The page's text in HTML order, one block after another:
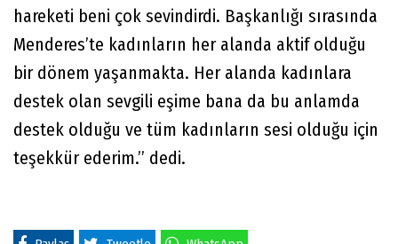
hareketi beni çok sevindirdi. Başkanlığı sırasında
Menderes’te kadınların her alanda aktif olduğu
bir dönem yaşanmakta. Her alanda kadınlara
destek olan sevgili eşime bana da bu anlamda
destek olduğu ve tüm kadınların sesi olduğu için
teşekkür ederim.’’ dedi.